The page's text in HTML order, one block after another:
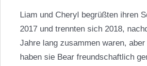
Liam und Cheryl begrüßten ihren
2017 und trennten sich 2018,
Jahre lang zusammen waren,
haben sie Bear freundschaftlich